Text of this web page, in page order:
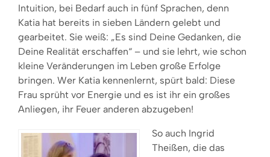
Intuition, bei Bedarf auch in fünf Sprachen, denn
Katia hat bereits in sieben Ländern gelebt und
gearbeitet. Sie weiß: „Es sind Deine Gedanken, die
Deine Realität erschaffen“ – und sie lehrt, wie schon
kleine Veränderungen im Leben große Erfolge
bringen. Wer Katia kennenlernt, spürt bald: Diese
Frau sprüht vor Energie und es ist ihr ein großes
Anliegen, ihr Feuer anderen abzugeben!
So auch Ingrid
Theißen, die das